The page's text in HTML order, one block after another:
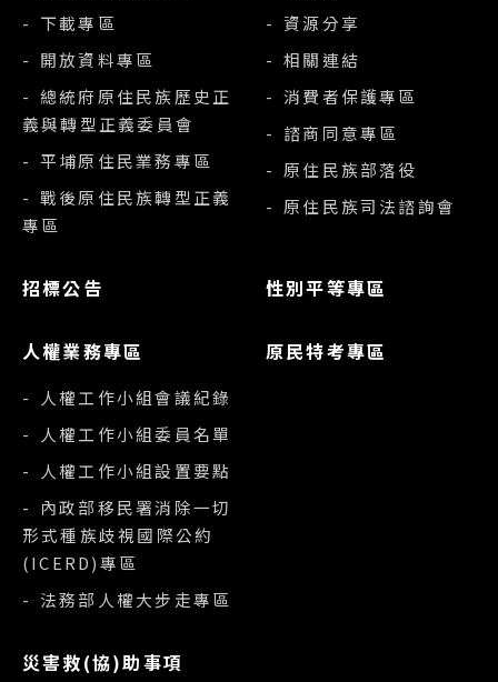
- 下載專區
- 開放資料專區
- 總統府原住民族歷史正
義與轉型正義委員會
- 平埔原住民業務專區
- 戰後原住民族轉型正義
專區
- 資源分享
- 相關連結
- 消費者保護專區
- 諮商同意專區
- 原住民族部落役
- 原住民族司法諮詢會
招標公告 性別平等專區
人權業務專區
- 人權工作小組會議紀錄
- 人權工作小組委員名單
- 人權工作小組設置要點
- 內政部移民署消除一切
形式種族歧視國際公約
(ICERD)專區
- 法務部人權大步走專區
原民特考專區
災害救(協)助事項